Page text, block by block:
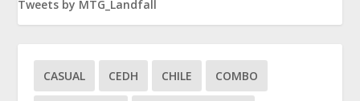
Tweets by MTG_Landfall
CASUAL CEDH CHILE COMBO